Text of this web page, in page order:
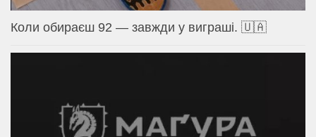
Коли обираєш 92 — завжди у виграші. 🇺🇦